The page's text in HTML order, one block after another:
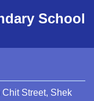
School
Street, Shek